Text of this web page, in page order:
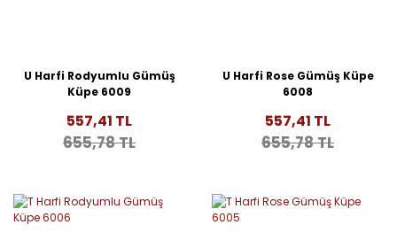
U Harfi Rodyumlu Gümüş
Küpe 6009
557,41 TL
655,78 TL
U Harfi Rose Gümüş Küpe
6008
557,41 TL
655,78 TL